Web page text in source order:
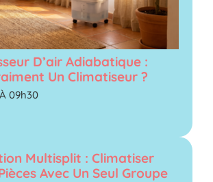
D’air Adiabatique :
Un Climatiseur ?
09h30
Multisplit : Climatiser
Avec Un Seul Groupe